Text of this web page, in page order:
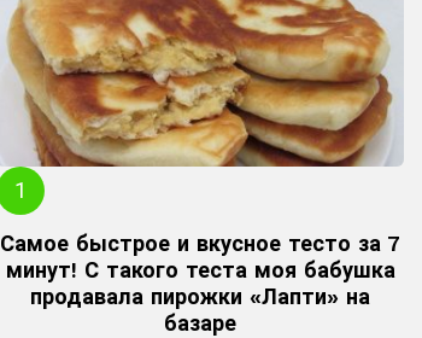
Самое быстрое и вкусное тесто за 7
минут! С такого теста моя бабушка
продавала пирожки «Лапти» на
базаре